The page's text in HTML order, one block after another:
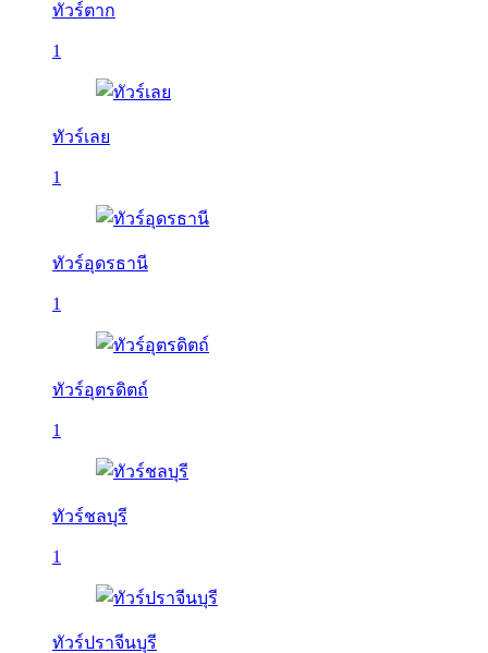
ทัวร์ตาก
1
ทัวร์เลย
1
ทัวร์อุดรธานี
1
ทัวร์อุตรดิตถ์
1
ทัวร์ชลบุรี
1
ทัวร์ปราจีนบุรี